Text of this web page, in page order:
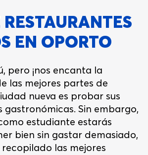
EN OPORTO
pero ¡nos encanta la
las mejores partes de
nueva es probar sus
gastronómicas. Sin embargo,
estudiante estarás
bien sin gastar demasiado,
las mejores